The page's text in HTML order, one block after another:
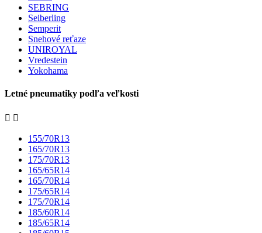
SEBRING
Seiberling
Semperit
Snehové reťaze
UNIROYAL
Vredestein
Yokohama
Letné pneumatiky podľa veľkosti
 
155/70R13
165/70R13
175/70R13
165/65R14
165/70R14
175/65R14
175/70R14
185/60R14
185/65R14